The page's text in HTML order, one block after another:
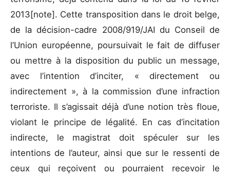
2013[note]. Cette transposition dans le droit belge,
de la décision-cadre 2008/919/JAI du Conseil de
l’Union européenne, poursuivait le fait de diffuser
ou mettre à la disposition du public un message,
avec l’intention d’inciter, « directement ou
indirectement », à la commission d’une infraction
terroriste. Il s’agissait déjà d’une notion très floue,
violant le principe de légalité. En cas d’incitation
indirecte, le magistrat doit spéculer sur les
intentions de l’auteur, ainsi que sur le ressenti de
ceux qui reçoivent ou pourraient recevoir le